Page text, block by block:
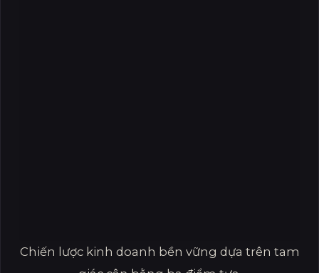
Chiến lược kinh doanh bền vững dựa trên tam